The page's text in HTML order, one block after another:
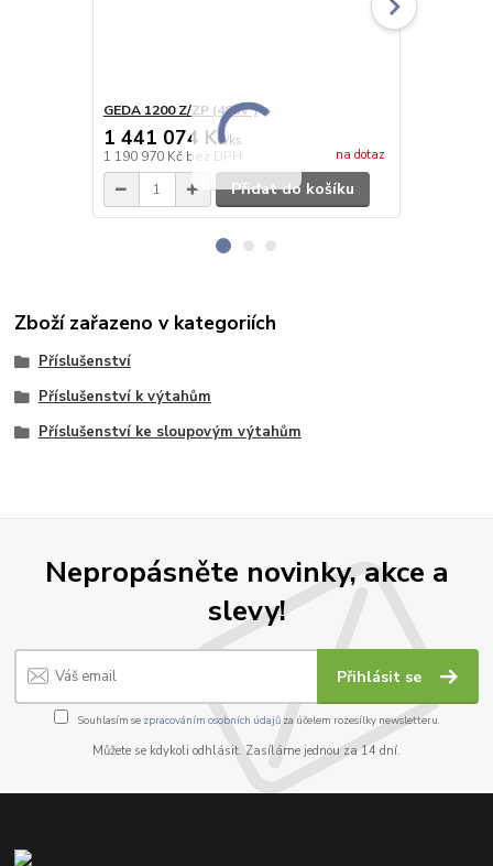
GEDA 1200 Z/ZP (400V )
1 441 074 Kč/ks
1 190 970 Kč bez DPH na dotaz
Přidat do košíku
Zboží zařazeno v kategoriích
Příslušenství
Příslušenství k výtahům
Příslušenství ke sloupovým výtahům
Nepropásněte novinky, akce a
slevy!
Přihlásit se
Souhlasím se zpracováním osobních údajůza účelem rozesílky newsletteru.
Můžete se kdykoli odhlásit. Zasíláme jednou za 14 dní.